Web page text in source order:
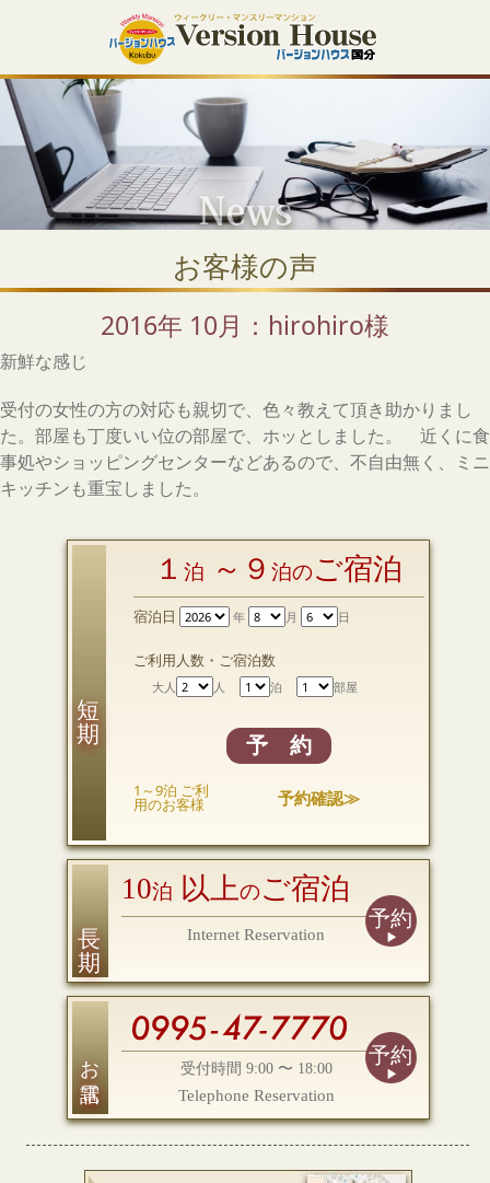
お客様の声
2016年 10月：hirohiro様
新鮮な感じ
受付の女性の方の対応も親切で、色々教えて頂き助かりまし
た。部屋も丁度いい位の部屋で、ホッとしました。 近くに食
事処やショッピングセンターなどあるので、不自由無く、ミニ
キッチンも重宝しました。
１ 泊 ～９ 泊のご宿泊
宿泊日 年 月 日
ご利用人数・ご宿泊数
大人 人 泊 部屋
予 約
1～9泊 ご利
用のお客様 予約確認≫
10泊 以上のご宿泊
Internet Reservation
予約
お電話 受付時間 9:00 〜 18:00
Telephone Reservation
予約